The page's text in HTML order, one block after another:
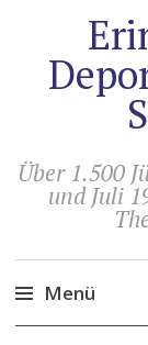
Über 1.500
und Juli
Menü